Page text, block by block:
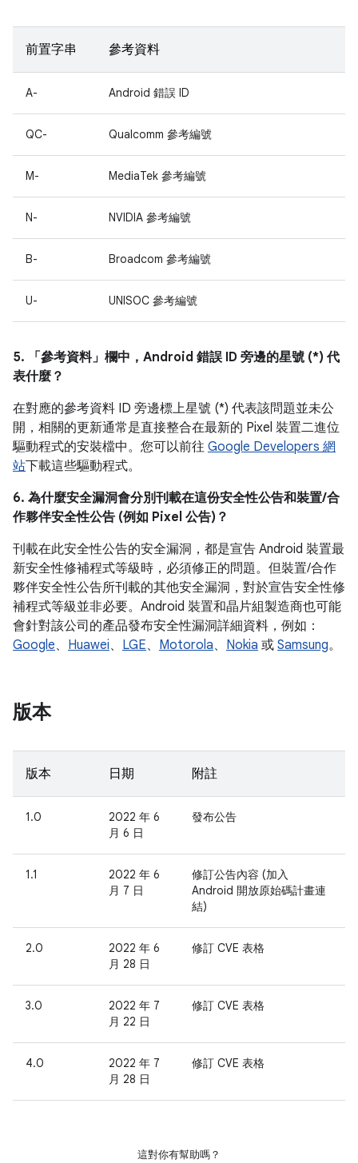
前置字串 參考資料
A- Android 錯誤 ID
QC- Qualcomm 參考編號
M- MediaTek 參考編號
N- NVIDIA 參考編號
B- Broadcom 參考編號
U- UNISOC 參考編號
5. 「參考資料」 欄中，Android 錯誤 ID 旁邊的星號 (*) 代
表什麼？
在對應的參考資料 ID 旁邊標上星號 (*) 代表該問題並未公
開，相關的更新通常是直接整合在最新的 Pixel 裝置二進位
驅動程式的安裝檔中。您可以前往 Google Developers 網
站下載這些驅動程式。
6. 為什麼安全漏洞會分別刊載在這份安全性公告和裝置/合
作夥伴安全性公告 (例如 Pixel 公告)？
刊載在此安全性公告的安全漏洞，都是宣告 Android 裝置最
新安全性修補程式等級時，必須修正的問題。但裝置/合作
夥伴安全性公告所刊載的其他安全漏洞，對於宣告安全性修
補程式等級並非必要。Android 裝置和晶片組製造商也可能
會針對該公司的產品發布安全性漏洞詳細資料，例如：
Google、 Huawei、 LGE、 Motorola、 Nokia 或 Samsung。
版本
版本 日期 附註
1.0
2022 年 6
月 6 日
發布公告
1.1
2022 年 6
月 7 日
修訂公告內容 (加入
Android 開放原始碼計畫連
結)
2.0
2022 年 6
月 28 日
修訂 CVE 表格
3.0
2022 年 7
月 22 日
修訂 CVE 表格
4.0
2022 年 7
月 28 日
修訂 CVE 表格
這對你有幫助嗎？